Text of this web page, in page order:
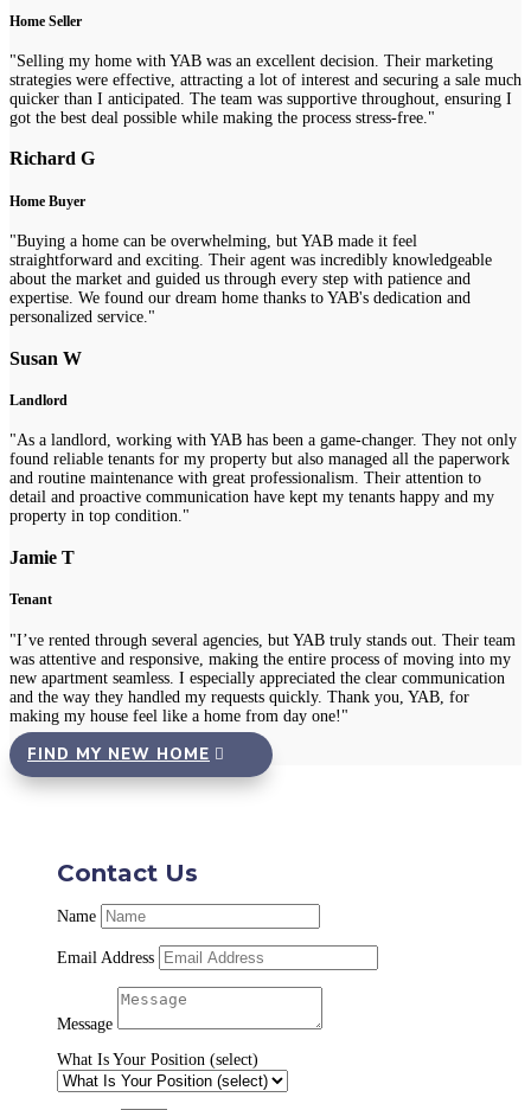
Home Seller
"Selling my home with YAB was an excellent decision. Their marketing
strategies were effective, attracting a lot of interest and securing a sale much
quicker than I anticipated. The team was supportive throughout, ensuring I
got the best deal possible while making the process stress-free."
Richard G
Home Buyer
"Buying a home can be overwhelming, but YAB made it feel
straightforward and exciting. Their agent was incredibly knowledgeable
about the market and guided us through every step with patience and
expertise. We found our dream home thanks to YAB's dedication and
personalized service."
Susan W
Landlord
"As a landlord, working with YAB has been a game-changer. They not only
found reliable tenants for my property but also managed all the paperwork
and routine maintenance with great professionalism. Their attention to
detail and proactive communication have kept my tenants happy and my
property in top condition."
Jamie T
Tenant
"I’ve rented through several agencies, but YAB truly stands out. Their team
was attentive and responsive, making the entire process of moving into my
new apartment seamless. I especially appreciated the clear communication
and the way they handled my requests quickly. Thank you, YAB, for
making my house feel like a home from day one!"
FIND MY NEW HOME
Contact Us
Name
Email Address
Message
What Is Your Position (select)